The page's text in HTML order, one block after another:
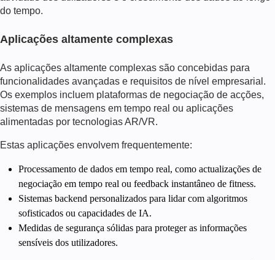
do tempo.
Aplicações altamente complexas
As aplicações altamente complexas são concebidas para
funcionalidades avançadas e requisitos de nível empresarial.
Os exemplos incluem plataformas de negociação de acções,
sistemas de mensagens em tempo real ou aplicações
alimentadas por tecnologias AR/VR.
Estas aplicações envolvem frequentemente:
Processamento de dados em tempo real, como actualizações de
negociação em tempo real ou feedback instantâneo de fitness.
Sistemas backend personalizados para lidar com algoritmos
sofisticados ou capacidades de IA.
Medidas de segurança sólidas para proteger as informações
sensíveis dos utilizadores.